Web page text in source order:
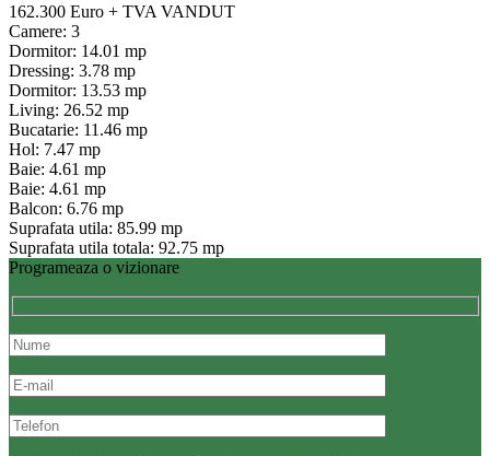
162.300 Euro + TVA VANDUT
Camere: 3
Dormitor: 14.01 mp
Dressing: 3.78 mp
Dormitor: 13.53 mp
Living: 26.52 mp
Bucatarie: 11.46 mp
Hol: 7.47 mp
Baie: 4.61 mp
Baie: 4.61 mp
Balcon: 6.76 mp
Suprafata utila: 85.99 mp
Suprafata utila totala: 92.75 mp
Programeaza o vizionare